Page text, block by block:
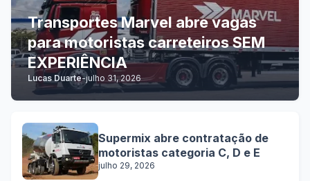
Transportes Marvel abre vagas
para motoristas carreteiros SEM
EXPERIÊNCIA
Lucas Duarte-julho 31, 2026
Supermix abre contratação de
motoristas categoria C, D e E
julho 29, 2026